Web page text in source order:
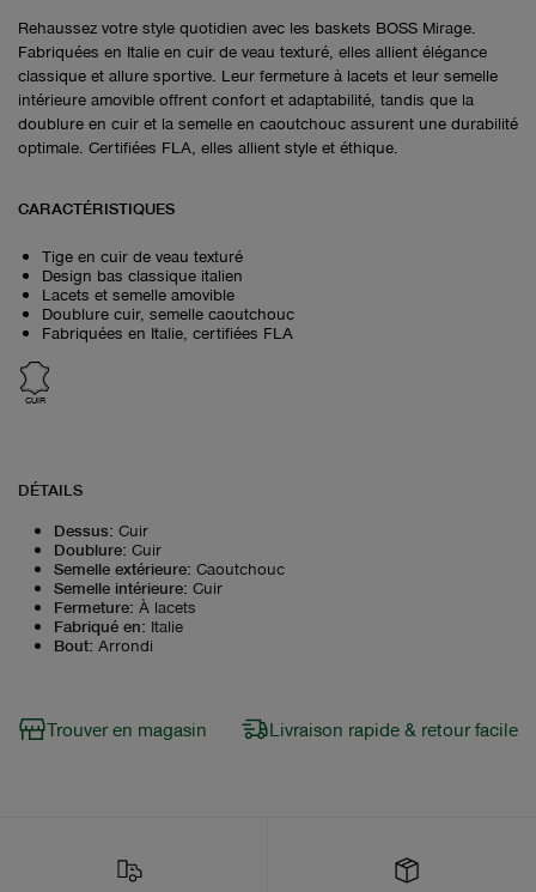
Rehaussez votre style quotidien avec les baskets BOSS Mirage.
Fabriquées en Italie en cuir de veau texturé, elles allient élégance
classique et allure sportive. Leur fermeture à lacets et leur semelle
intérieure amovible offrent confort et adaptabilité, tandis que la
doublure en cuir et la semelle en caoutchouc assurent une durabilité
optimale. Certifiées FLA, elles allient style et éthique.
CARACTÉRISTIQUES
Tige en cuir de veau texturé
Design bas classique italien
Lacets et semelle amovible
Doublure cuir, semelle caoutchouc
Fabriquées en Italie, certifiées FLA
CUIR
DÉTAILS
Dessus: Cuir
Doublure: Cuir
Semelle extérieure: Caoutchouc
Semelle intérieure: Cuir
Fermeture: À lacets
Fabriqué en: Italie
Bout: Arrondi
Trouver en magasin Livraison rapide & retour facile